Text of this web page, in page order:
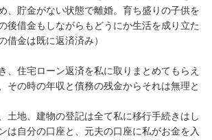
、貯金がない状態で離婚。育ち盛りの子供を
後借金もしながらもどうにか生活を成り立た
借金は既に返済済み）
、住宅ローン返済を私に取りまとめてもらえ
その時の年収と債務の残金からそれは無理と
土地、建物の登記は全て私に移行手続きはし
は自分の口座と、元夫の口座に私がお金を入